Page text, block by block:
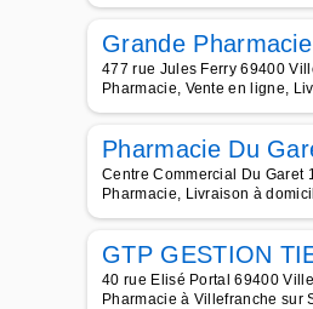
Grande
477 rue Jules Ferry 69400
Pharmacie, Vente en ligne,
Pharmacie Du
Centre Commercial Du Garet
Pharmacie, Livraison à
GTP GESTION
40 rue Elisé Portal 69400
Pharmacie à Villefranche sur